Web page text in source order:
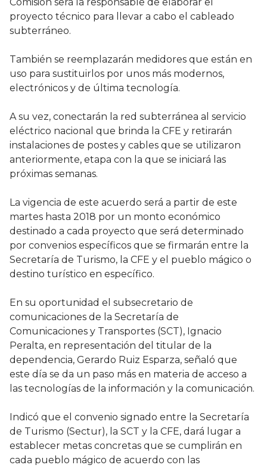
Comisión será la responsable de elaborar el
proyecto técnico para llevar a cabo el cableado
subterráneo.
También se reemplazarán medidores que están en
uso para sustituirlos por unos más modernos,
electrónicos y de última tecnología.
A su vez, conectarán la red subterránea al servicio
eléctrico nacional que brinda la CFE y retirarán
instalaciones de postes y cables que se utilizaron
anteriormente, etapa con la que se iniciará las
próximas semanas.
La vigencia de este acuerdo será a partir de este
martes hasta 2018 por un monto económico
destinado a cada proyecto que será determinado
por convenios específicos que se firmarán entre la
Secretaría de Turismo, la CFE y el pueblo mágico o
destino turístico en específico.
En su oportunidad el subsecretario de
comunicaciones de la Secretaría de
Comunicaciones y Transportes (SCT), Ignacio
Peralta, en representación del titular de la
dependencia, Gerardo Ruiz Esparza, señaló que
este día se da un paso más en materia de acceso a
las tecnologías de la información y la comunicación.
Indicó que el convenio signado entre la Secretaría
de Turismo (Sectur), la SCT y la CFE, dará lugar a
establecer metas concretas que se cumplirán en
cada pueblo mágico de acuerdo con las